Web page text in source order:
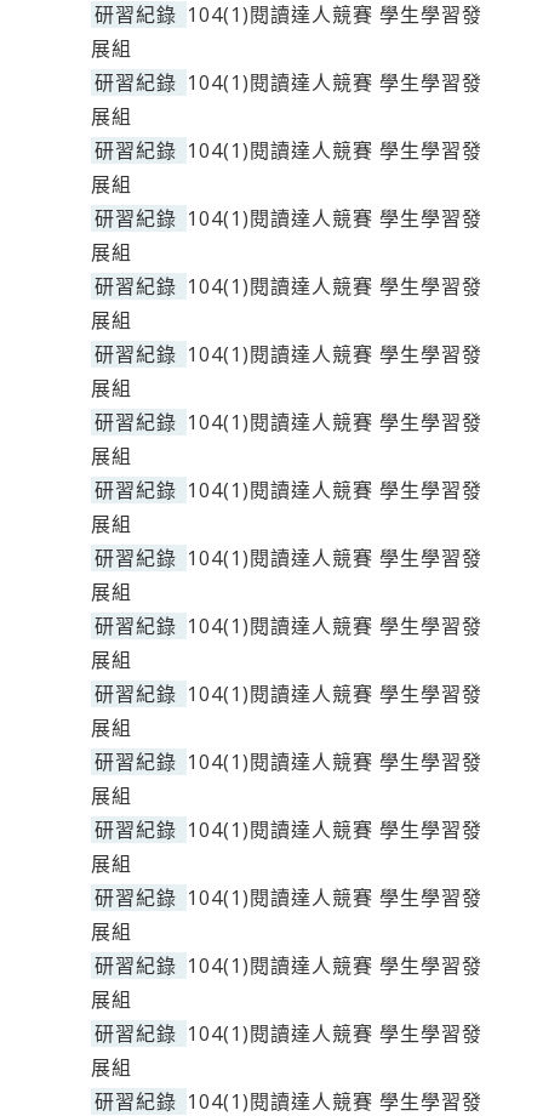
研習紀錄 104(1)閱讀達人競賽 學生學習發
展組
研習紀錄 104(1)閱讀達人競賽 學生學習發
展組
研習紀錄 104(1)閱讀達人競賽 學生學習發
展組
研習紀錄 104(1)閱讀達人競賽 學生學習發
展組
研習紀錄 104(1)閱讀達人競賽 學生學習發
展組
研習紀錄 104(1)閱讀達人競賽 學生學習發
展組
研習紀錄 104(1)閱讀達人競賽 學生學習發
展組
研習紀錄 104(1)閱讀達人競賽 學生學習發
展組
研習紀錄 104(1)閱讀達人競賽 學生學習發
展組
研習紀錄 104(1)閱讀達人競賽 學生學習發
展組
研習紀錄 104(1)閱讀達人競賽 學生學習發
展組
研習紀錄 104(1)閱讀達人競賽 學生學習發
展組
研習紀錄 104(1)閱讀達人競賽 學生學習發
展組
研習紀錄 104(1)閱讀達人競賽 學生學習發
展組
研習紀錄 104(1)閱讀達人競賽 學生學習發
展組
研習紀錄 104(1)閱讀達人競賽 學生學習發
展組
研習紀錄 104(1)閱讀達人競賽 學生學習發